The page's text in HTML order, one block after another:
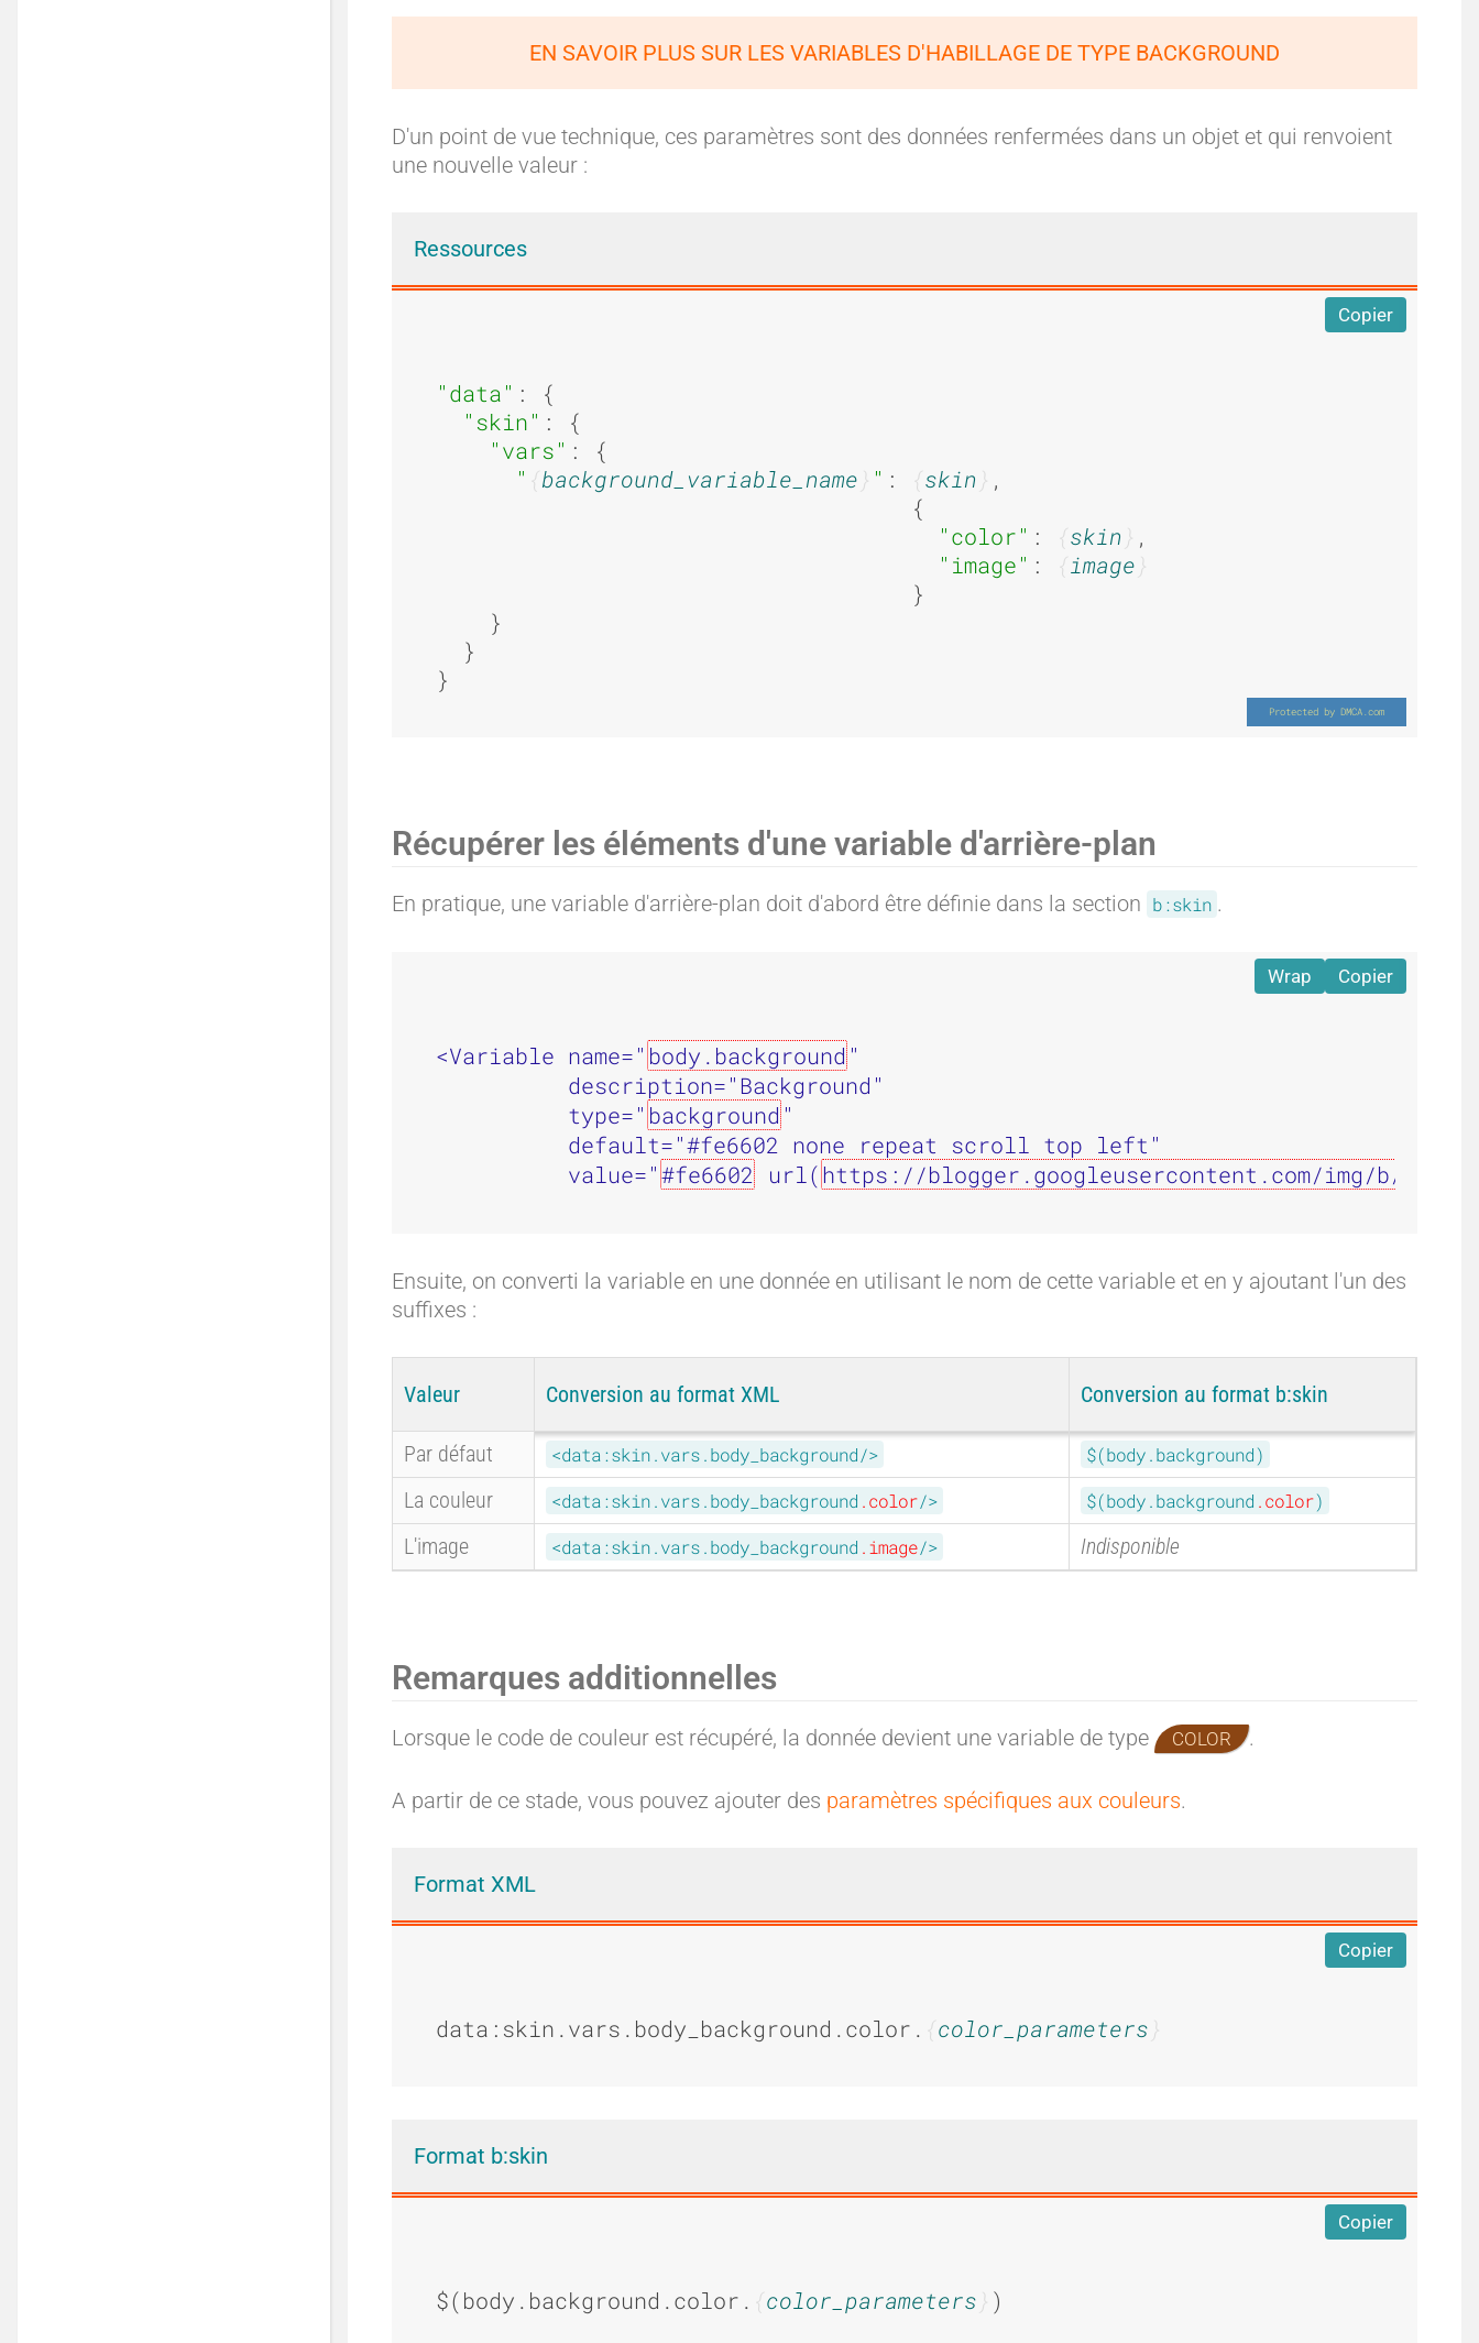
EN SAVOIR PLUS SUR LES VARIABLES D'HABILLAGE DE TYPE BACKGROUND
D'un point de vue technique, ces paramètres sont des données renfermées dans un objet et qui renvoient
une nouvelle valeur :
Ressources
"data" : {
"skin" : {
"vars" : {
"
background_variable_name " : skin
,
                                    {
"color" : skin
,
"image" :
image
                                    }
    }
  }
Copier
Récupérer les éléments d'une variable d'arrière-plan
En pratique, une variable d'arrière-plan doit d'abord être définie dans la section b:skin .
<Variable name=" body.background "
          description="Background"
          type="
background "
          default="#fe6602 none repeat scroll top left"
          value="
#fe6602 url(https://blogger.googleusercontent.com/img/b/R29vZ2xl/
Wrap Copier
Ensuite, on converti la variable en une donnée en utilisant le nom de cette variable et en y ajoutant l'un des
suffixes :
Valeur Conversion au format XML Conversion au format b:skin
Par défaut <data:skin.vars.body_background/> $(body.background)
La couleur <data:skin.vars.body_background .color/> $(body.background .color)
L'image <data:skin.vars.body_background .image/> Indisponible
Remarques additionnelles
Lorsque le code de couleur est récupéré, la donnée devient une variable de type COLOR .
A partir de ce stade, vous pouvez ajouter des paramètres spécifiques aux couleurs.
Format XML
data:skin.vars.body_background.color. color_parameters
Copier
Format b:skin
$(body.background.color. color_parameters
Copier